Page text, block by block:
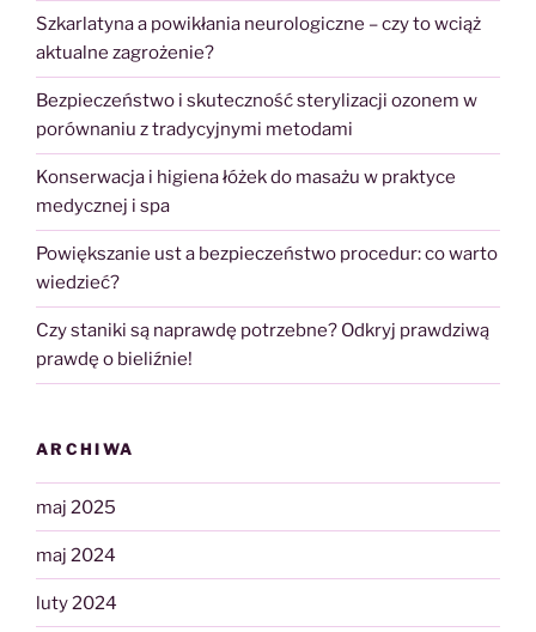
Szkarlatyna a powikłania neurologiczne – czy to wciąż
aktualne zagrożenie?
Bezpieczeństwo i skuteczność sterylizacji ozonem w
porównaniu z tradycyjnymi metodami
Konserwacja i higiena łóżek do masażu w praktyce
medycznej i spa
Powiększanie ust a bezpieczeństwo procedur: co warto
wiedzieć?
Czy staniki są naprawdę potrzebne? Odkryj prawdziwą
prawdę o bieliźnie!
ARCHIWA
maj 2025
maj 2024
luty 2024